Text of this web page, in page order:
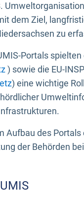
dem Ziel,
zu
Portals
) sowie die EU-
) eine wichtige
Aufbau des
der Behörden